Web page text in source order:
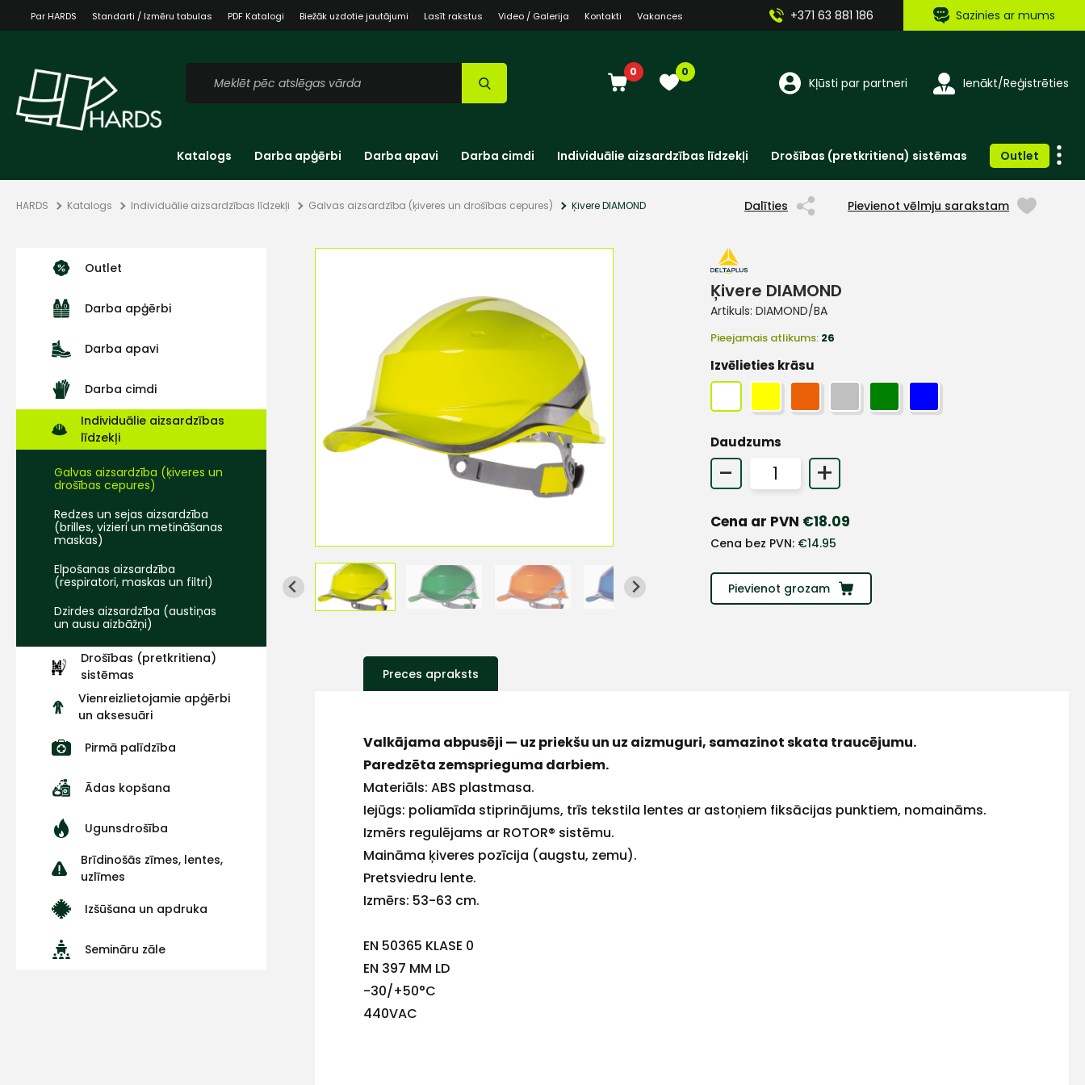
Par HARDS Standarti / Izmēru tabulas PDF Katalogi Biežāk uzdotie jautājumi Lasīt rakstus Video / Galerija Kontakti Vakances +371 63 881 186 Sazinies ar mums
0 0
Kļūsti par partneri Ienākt/Reģistrēties
Katalogs Darba apģērbi Darba apavi Darba cimdi Individuālie aizsardzības līdzekļi Drošības (pretkritiena) sistēmas Outlet
HARDS Katalogs Individuālie aizsardzības līdzekļi Galvas aizsardzība (ķiveres un drošības cepures) Ķivere DIAMOND Dalīties Pievienot vēlmju sarakstam
Outlet
Darba apģērbi
Darba apavi
Darba cimdi
Individuālie aizsardzības
līdzekļi
Galvas aizsardzība (ķiveres un
drošības cepures)
Redzes un sejas aizsardzība
(brilles, vizieri un metināšanas
maskas)
Elpošanas aizsardzība
(respiratori, maskas un filtri)
Dzirdes aizsardzība (austiņas
un ausu aizbāžņi)
Drošības (pretkritiena)
sistēmas
Vienreizlietojamie apģērbi
un aksesuāri
Pirmā palīdzība
Ādas kopšana
Ugunsdrošība
Brīdinošās zīmes, lentes,
uzlīmes
Izšūšana un apdruka
Semināru zāle
Ķivere DIAMOND
Artikuls: DIAMOND/BA
Pieejamais atlikums: 26
Izvēlieties krāsu
Daudzums
- +
Cena ar PVN €18.09
Cena bez PVN: €14.95
Pievienot grozam
Preces apraksts
Valkājama abpusēji — uz priekšu un uz aizmuguri, samazinot skata traucējumu.
Paredzēta zemsprieguma darbiem.
Materiāls: ABS plastmasa.
Iejūgs: poliamīda stiprinājums, trīs tekstila lentes ar astoņiem fiksācijas punktiem, nomaināms.
Izmērs regulējams ar ROTOR® sistēmu.
Maināma ķiveres pozīcija (augstu, zemu).
Pretsviedru lente.
Izmērs: 53-63 cm.
EN 50365 KLASE 0
EN 397 MM LD
-30/+50°C
440VAC
+